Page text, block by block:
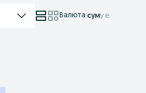
Валюта:суму.е.